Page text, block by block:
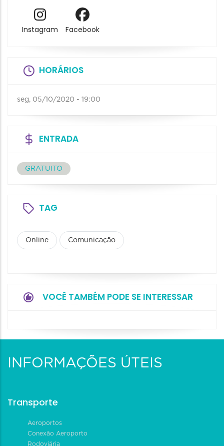
Instagram Facebook
HORÁRIOS
seg, 05/10/2020 - 19:00
ENTRADA
GRATUITO
TAG
Online Comunicação
VOCÊ TAMBÉM PODE SE INTERESSAR
INFORMAÇÕES ÚTEIS
Transporte
Aeroportos
Conexão Aeroporto
Rodoviária